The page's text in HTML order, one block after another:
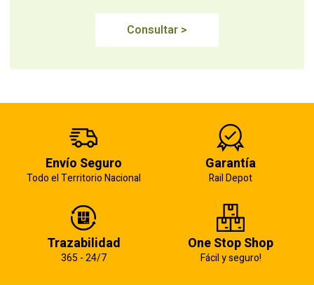
Consultar >
Envío Seguro
Todo el Territorio Nacional
Garantía
Rail Depot
Trazabilidad
365 - 24/7
One Stop Shop
Fácil y seguro!